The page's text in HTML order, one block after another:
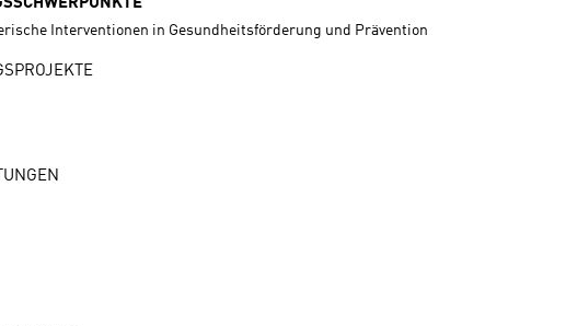
Interventionen in Gesundheitsförderung und Prävention